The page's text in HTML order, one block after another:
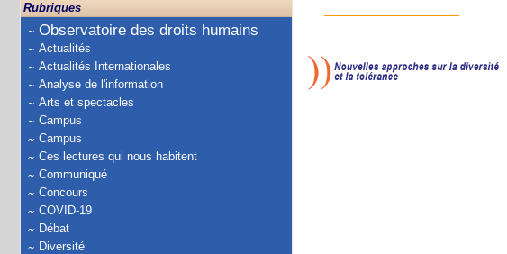
Rubriques
Observatoire des droits humains
Actualités
Actualités Internationales
Analyse de l'information
Arts et spectacles
Campus
Campus
Ces lectures qui nous habitent
Communiqué
Concours
COVID-19
Débat
Diversité